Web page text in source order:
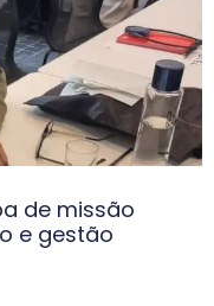
de missão
e gestão